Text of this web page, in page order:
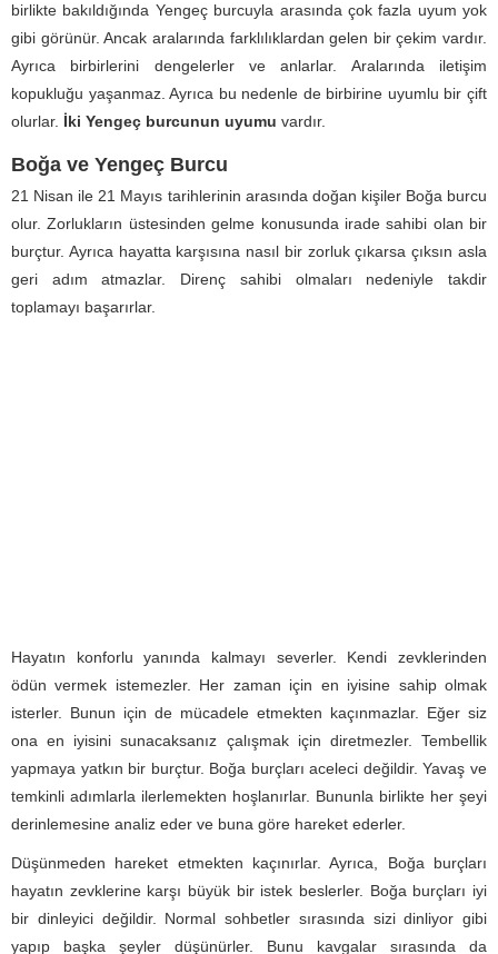
birlikte bakıldığında Yengeç burcuyla arasında çok fazla uyum yok
gibi görünür. Ancak aralarında farklılıklardan gelen bir çekim vardır.
Ayrıca birbirlerini dengelerler ve anlarlar. Aralarında iletişim
kopukluğu yaşanmaz. Ayrıca bu nedenle de birbirine uyumlu bir çift
olurlar. İki Yengeç burcunun uyumu vardır.
Boğa ve Yengeç Burcu
21 Nisan ile 21 Mayıs tarihlerinin arasında doğan kişiler Boğa burcu
olur. Zorlukların üstesinden gelme konusunda irade sahibi olan bir
burçtur. Ayrıca hayatta karşısına nasıl bir zorluk çıkarsa çıksın asla
geri adım atmazlar. Direnç sahibi olmaları nedeniyle takdir
toplamayı başarırlar.
Hayatın konforlu yanında kalmayı severler. Kendi zevklerinden
ödün vermek istemezler. Her zaman için en iyisine sahip olmak
isterler. Bunun için de mücadele etmekten kaçınmazlar. Eğer siz
ona en iyisini sunacaksanız çalışmak için diretmezler. Tembellik
yapmaya yatkın bir burçtur. Boğa burçları aceleci değildir. Yavaş ve
temkinli adımlarla ilerlemekten hoşlanırlar. Bununla birlikte her şeyi
derinlemesine analiz eder ve buna göre hareket ederler.
Düşünmeden hareket etmekten kaçınırlar. Ayrıca, Boğa burçları
hayatın zevklerine karşı büyük bir istek beslerler. Boğa burçları iyi
bir dinleyici değildir. Normal sohbetler sırasında sizi dinliyor gibi
yapıp başka şeyler düşünürler. Bunu kavgalar sırasında da